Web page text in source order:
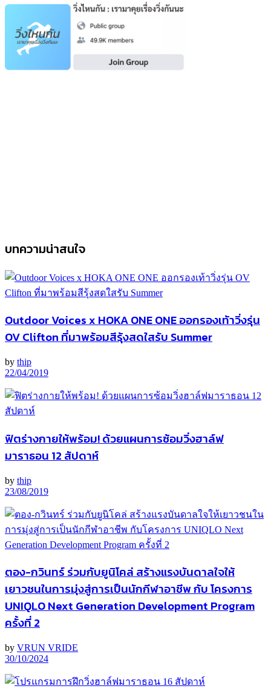
บทความน่าสนใจ
Outdoor Voices x HOKA ONE ONE ออกรองเท้าวิ่งรุ่น
OV Clifton ที่มาพร้อมสีรุ้งสดใสรับ Summer
by thip
22/04/2019
ฟิตร่างกายให้พร้อม! ด้วยแผนการซ้อมวิ่งฮาล์ฟ
มาราธอน 12 สัปดาห์
by thip
23/08/2019
ตอง-กวินทร์ ร่วมกับยูนิโคล่ สร้างแรงบันดาลใจให้
เยาวชนในการมุ่งสู่การเป็นนักกีฬาอาชีพ กับ โครงการ
UNIQLO Next Generation Development Program
ครั้งที่ 2
by VRUN VRIDE
30/10/2024